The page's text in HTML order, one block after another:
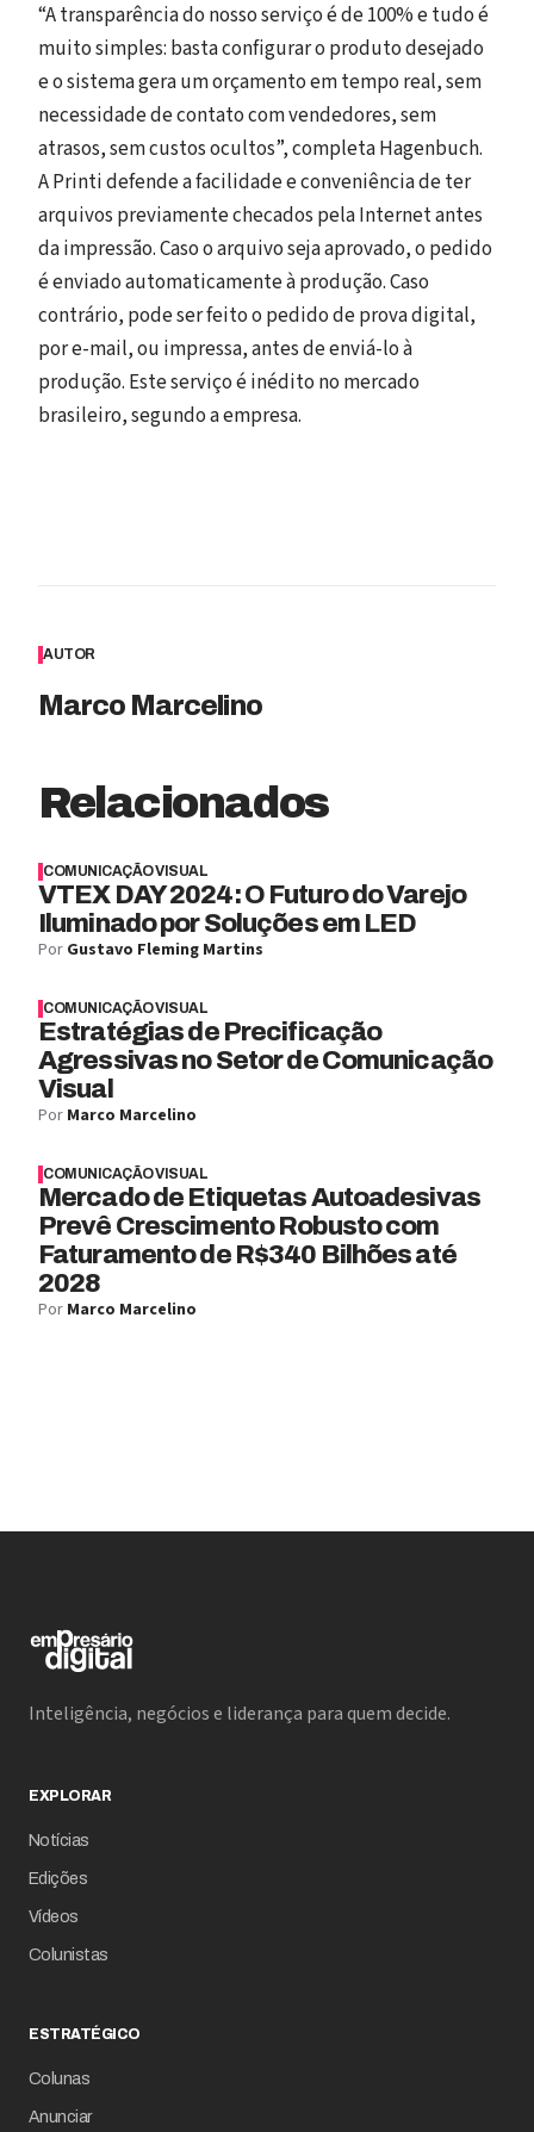
“A transparência do nosso serviço é de 100% e tudo é
muito simples: basta configurar o produto desejado
e o sistema gera um orçamento em tempo real, sem
necessidade de contato com vendedores, sem
atrasos, sem custos ocultos”, completa Hagenbuch.
A Printi defende a facilidade e conveniência de ter
arquivos previamente checados pela Internet antes
da impressão. Caso o arquivo seja aprovado, o pedido
é enviado automaticamente à produção. Caso
contrário, pode ser feito o pedido de prova digital,
por e-mail, ou impressa, antes de enviá-lo à
produção. Este serviço é inédito no mercado
brasileiro, segundo a empresa.
AUTOR
Marco Marcelino
Relacionados
COMUNICAÇÃO VISUAL
VTEX DAY 2024: O Futuro do Varejo
Iluminado por Soluções em LED
Por Gustavo Fleming Martins
COMUNICAÇÃO VISUAL
Estratégias de Precificação
Agressivas no Setor de Comunicação
Visual
Por Marco Marcelino
COMUNICAÇÃO VISUAL
Mercado de Etiquetas Autoadesivas
Prevê Crescimento Robusto com
Faturamento de R$340 Bilhões até
2028
Por Marco Marcelino
Inteligência, negócios e liderança para quem decide.
EXPLORAR
Notícias
Edições
Vídeos
Colunistas
ESTRATÉGICO
Colunas
Anunciar